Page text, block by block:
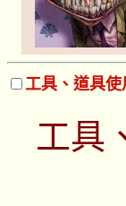
工具、道具
工具